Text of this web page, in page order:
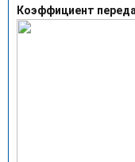
Коэффициент